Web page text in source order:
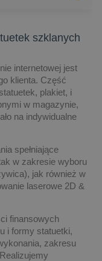
szklanych
internetowej jest
klienta. Część
plakiet, i
w magazynie,
na indywidualne
spełniające
w zakresie wyboru
jak również w
laserowe 2D &
finansowych
i formy statuetki,
zakresu